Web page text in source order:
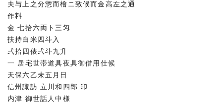
夫与上之分惣而檜ニ致候而金高左之通
作料
金 七拾六両ト三匁
扶持白米四斗入
弐拾四俵弐斗九升
一 居宅世帯道具夜具御借用仕候
天保六乙未五月日
信州諏訪 立川和四郎 印
内津 御世話人中様